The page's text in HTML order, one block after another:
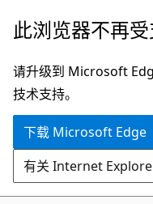
跳
主
要
内
跳
页
内
导
此浏览器不再受
请升级到 Microsoft
技术支持。
下载 Microsoft Edge
有关 Internet